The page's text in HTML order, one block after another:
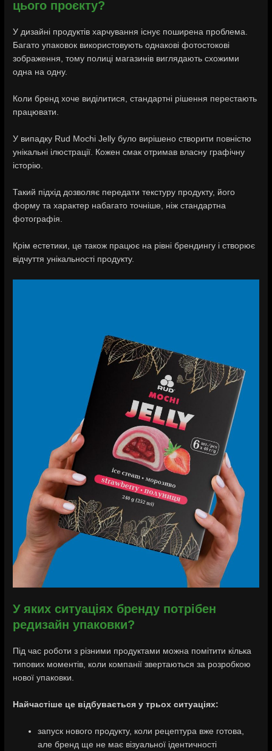
цього проєкту?
У дизайні продуктів харчування існує поширена проблема.
Багато упаковок використовують однакові фотостокові
зображення, тому полиці магазинів виглядають схожими
одна на одну.
Коли бренд хоче виділитися, стандартні рішення перестають
працювати.
У випадку Rud Mochi Jelly було вирішено створити повністю
унікальні ілюстрації. Кожен смак отримав власну графічну
історію.
Такий підхід дозволяє передати текстуру продукту, його
форму та характер набагато точніше, ніж стандартна
фотографія.
Крім естетики, це також працює на рівні брендингу і створює
відчуття унікальності продукту.
У яких ситуаціях бренду потрібен
редизайн упаковки?
Під час роботи з різними продуктами можна помітити кілька
типових моментів, коли компанії звертаються за розробкою
нової упаковки.
Найчастіше це відбувається у трьох ситуаціях:
запуск нового продукту, коли рецептура вже готова,
але бренд ще не має візуальної ідентичності